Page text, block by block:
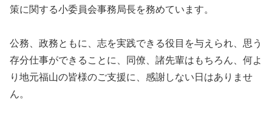
策に関する小委員会事務局長を務めています。
公務、政務ともに、志を実践できる役目を与えられ、思う
存分仕事ができることに、同僚、諸先輩はもちろん、何よ
り地元福山の皆様のご支援に、感謝しない日はありませ
ん。